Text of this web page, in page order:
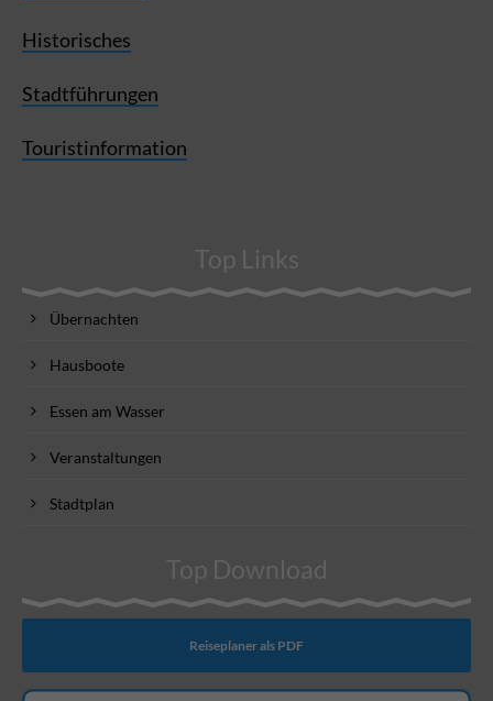
Historisches
Stadtführungen
Touristinformation
Top Links
Übernachten
Hausboote
Essen am Wasser
Veranstaltungen
Stadtplan
Top Download
Reiseplaner als PDF